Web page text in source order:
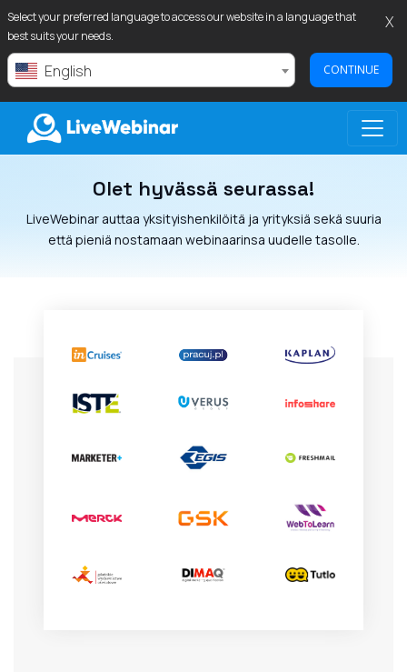
Select your preferred language to access our website in a language that
best suits your needs.
English CONTINUE
X
LIVEWEBINAR.COM
Olet hyvässä seurassa!
LiveWebinar auttaa yksityishenkilöitä ja yrityksiä sekä suuria
että pieniä nostamaan webinaarinsa uudelle tasolle.